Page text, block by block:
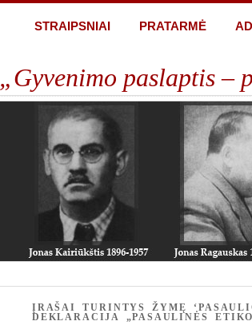
STRAIPSNIAI PRATARMĖ
„Gyvenimo paslaptis –
ĮRAŠAI TURINTYS ŽYMĘ
DEKLARACIJA „PASAULINĖS